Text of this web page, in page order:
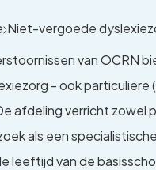
Niet-vergoede
van OCRN
- ook
afdeling verricht zowel
als een
leeftijd van de